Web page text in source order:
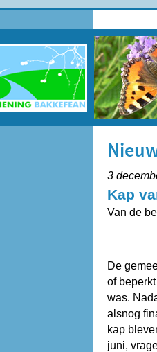
3
Kap
Van de
De
of
was.
alsnog
kap
juni,